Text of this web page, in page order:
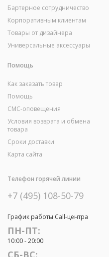
Бартерное сотрудничество
Корпоративным клиентам
Товары от дизайнера
Универсальные аксессуары
Помощь
Как заказать товар
Помощь
СМС-оповещения
Условия возврата и обмена
товара
Сроки доставки
Карта сайта
Телефон горячей линии
+7 (495) 108-50-79
График работы Call-центра
ПН-ПТ:
10:00 - 20:00
СБ-ВС: